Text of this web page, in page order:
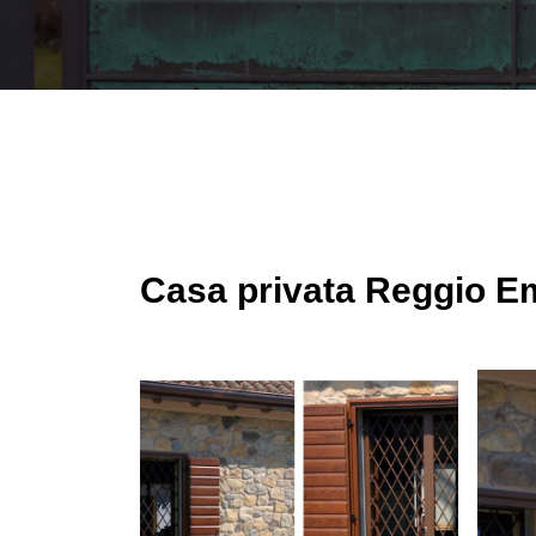
Casa privata Reggio